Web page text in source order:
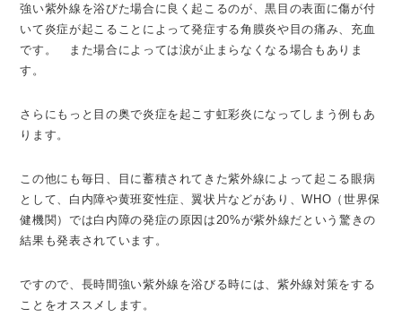
強い紫外線を浴びた場合に良く起こるのが、黒目の表面に傷が付
いて炎症が起こることによって発症する角膜炎や目の痛み、充血
です。 また場合によっては涙が止まらなくなる場合もありま
す。
さらにもっと目の奥で炎症を起こす虹彩炎になってしまう例もあ
ります。
この他にも毎日、目に蓄積されてきた紫外線によって起こる眼病
として、白内障や黄班変性症、翼状片などがあり、WHO（世界保
健機関）では白内障の発症の原因は20%が紫外線だという驚きの
結果も発表されています。
ですので、長時間強い紫外線を浴びる時には、紫外線対策をする
ことをオススメします。